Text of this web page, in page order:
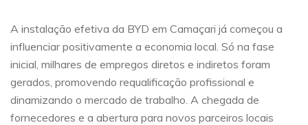
A instalação efetiva da BYD em Camaçari já começou a
influenciar positivamente a economia local. Só na fase
inicial, milhares de empregos diretos e indiretos foram
gerados, promovendo requalificação profissional e
dinamizando o mercado de trabalho. A chegada de
fornecedores e a abertura para novos parceiros locais